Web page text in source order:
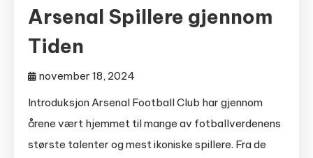
Arsenal Spillere gjennom
Tiden
november 18, 2024
Introduksjon Arsenal Football Club har gjennom
årene vært hjemmet til mange av fotballverdenens
største talenter og mest ikoniske spillere. Fra de